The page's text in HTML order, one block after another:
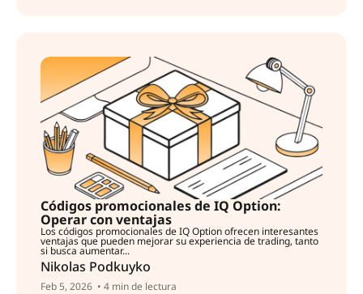
Códigos promocionales de IQ Option:
Operar con ventajas
Los códigos promocionales de IQ Option ofrecen interesantes
ventajas que pueden mejorar su experiencia de trading, tanto
si busca aumentar...
Nikolas Podkuyko
Feb 5, 2026 • 4 min de lectura